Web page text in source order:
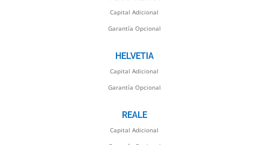
Capital Adicional
Garantía Opcional
HELVETIA
Capital Adicional
Garantía Opcional
REALE
Capital Adicional